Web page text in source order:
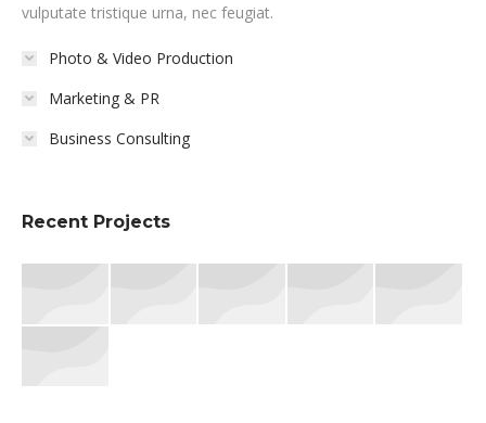
vulputate tristique urna, nec feugiat.
Photo & Video Production
Marketing & PR
Business Consulting
Recent Projects